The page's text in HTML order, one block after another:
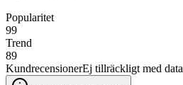
Popularitet
99
Trend
89
KundrecensionerEj tillräckligt med data